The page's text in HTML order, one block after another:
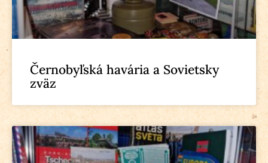
Černobyľská havária a Sovietsky
zväz